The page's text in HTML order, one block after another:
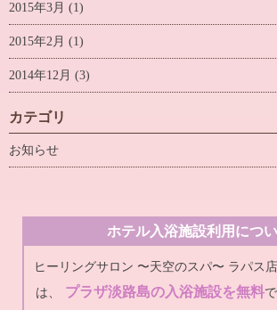
2015年3月 (1)
2015年2月 (1)
2014年12月 (3)
カテゴリ
お知らせ
ホテル入浴施設利用につ
ヒーリングサロン 〜天空のスパ〜 ラパス
は、
プラザ淡路島の入浴施設を無料